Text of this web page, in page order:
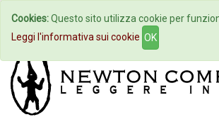
Home Autori
Cookies:Questo sito utilizza cookie per
Leggi l'informativa sui cookie OK